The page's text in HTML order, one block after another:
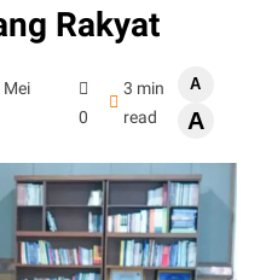
Rakyat
0
3 min
read
A
A